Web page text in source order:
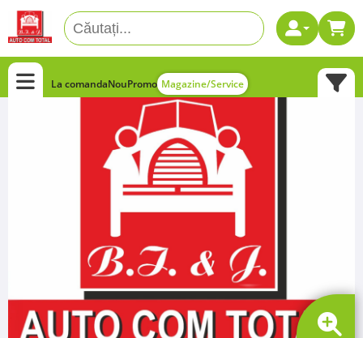
La comandaNouPromo Magazine/Service